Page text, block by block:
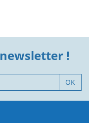
newsletter !
OK